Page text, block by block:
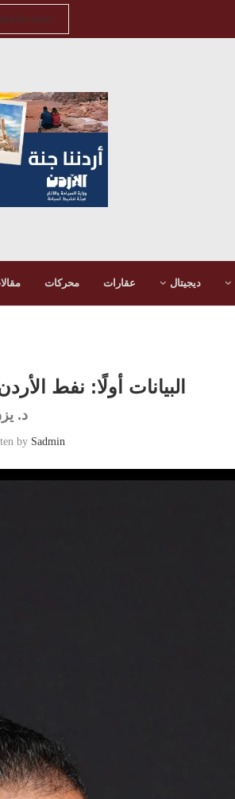
ديجيتال عقارات محركات
البيانات أولًا: نفط
د.
by Sadmin